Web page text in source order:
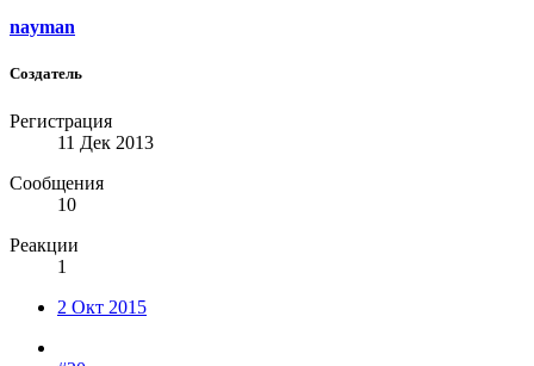
nayman
Создатель
Регистрация
11 Дек 2013
Сообщения
10
Реакции
1
2 Окт 2015